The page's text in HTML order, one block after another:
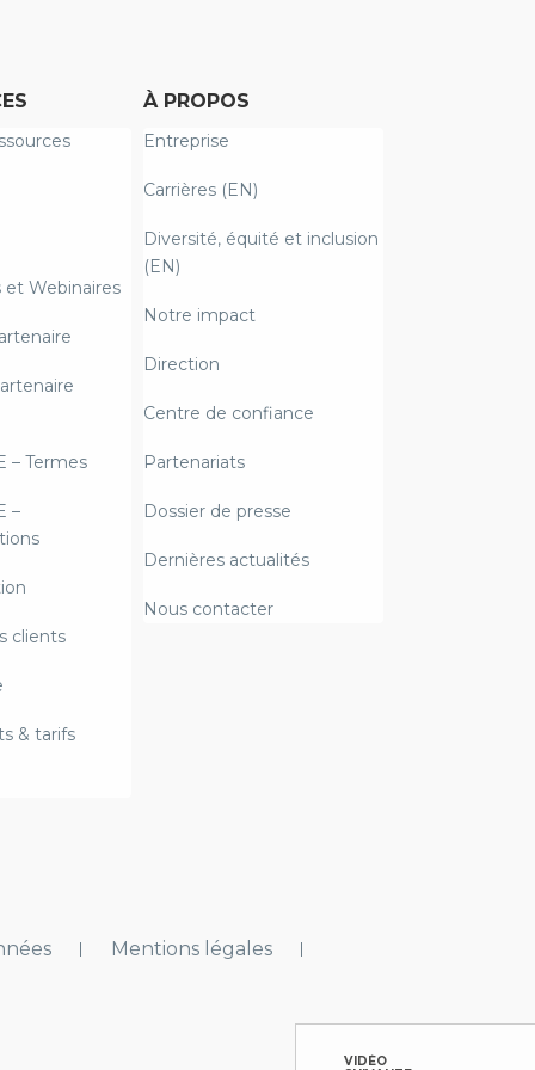
VIDÉO
Webinaires
– Termes
–
clients
& tarifs
À PROPOS
Entreprise
Carrières (EN)
Diversité, équité et inclusion
(EN)
Notre impact
Direction
Centre de confiance
Partenariats
Dossier de presse
Dernières actualités
Nous contacter
Mentions légales